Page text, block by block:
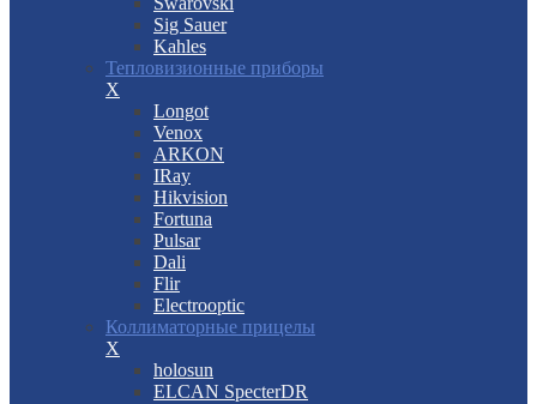
Sig Sauer
Kahles
Тепловизионные приборы
X
Longot
Venox
ARKON
IRay
Hikvision
Fortuna
Pulsar
Dali
Flir
Electrooptic
Коллиматорные прицелы
X
holosun
ELCAN SpecterDR